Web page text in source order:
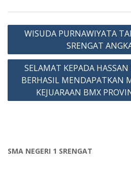
Post
WISUDA PURNAWIYATA
SRENGAT
SELAMAT KEPADA
BERHASIL MENDAPATKAN
KEJUARAAN BMX
SMA NEGERI 1 SRENGAT